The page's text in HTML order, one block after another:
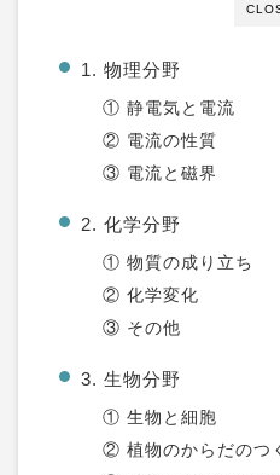
1. 物理分野
① 静電気と電流
② 電流の性質
③ 電流と磁界
2. 化学分野
① 物質の成り立ち
② 化学変化
③ その他
3. 生物分野
① 生物と細胞
② 植物のからだのつ